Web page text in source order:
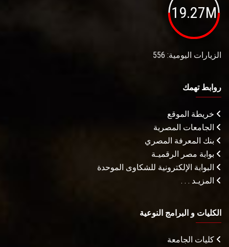
19.27M
الزيارات اليومية: 556
روابط تهمك
خريطة الموقع
الجامعات المصرية
بنك المعرفة المصري
بوابة مصر الرقميـة
البوابة الإلكترونية للشكاوى الموحدة
المزيـد . . .
الكليات و البرامج النوعية
كليات الجامعة